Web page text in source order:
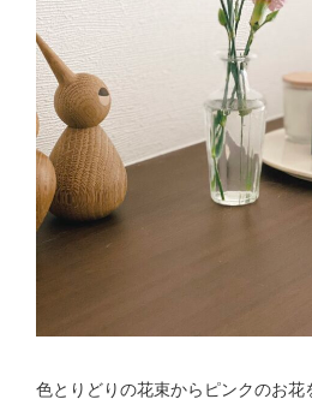
色とりどりの花束からピンクのお